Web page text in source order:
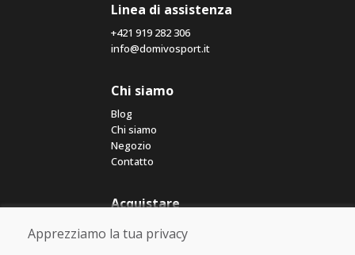
Linea di assistenza
+421 919 282 306
info@domivosport.it
Chi siamo
Blog
Chi siamo
Negozio
Contatto
Acquistare
Negozio online
Termini e condizioni commerciali
Apprezziamo la tua privacy